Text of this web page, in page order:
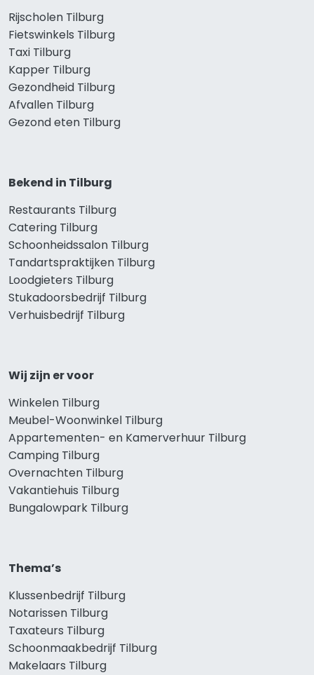
Rijscholen Tilburg
Fietswinkels Tilburg
Taxi Tilburg
Kapper Tilburg
Gezondheid Tilburg
Afvallen Tilburg
Gezond eten Tilburg
Bekend in Tilburg
Restaurants Tilburg
Catering Tilburg
Schoonheidssalon Tilburg
Tandartspraktijken Tilburg
Loodgieters Tilburg
Stukadoorsbedrijf Tilburg
Verhuisbedrijf Tilburg
Wij zijn er voor
Winkelen Tilburg
Meubel-Woonwinkel Tilburg
Appartementen- en Kamerverhuur Tilburg
Camping Tilburg
Overnachten Tilburg
Vakantiehuis Tilburg
Bungalowpark Tilburg
Thema’s
Klussenbedrijf Tilburg
Notarissen Tilburg
Taxateurs Tilburg
Schoonmaakbedrijf Tilburg
Makelaars Tilburg